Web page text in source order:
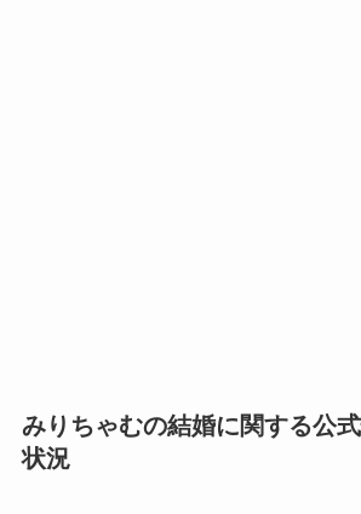
みりちゃむの結婚に関する公
状況